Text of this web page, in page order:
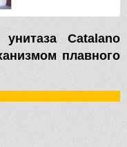
Catalano
плавного